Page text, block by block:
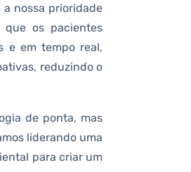
nossa prioridade
que os pacientes
e em tempo real,
reduzindo o
de ponta, mas
liderando uma
para criar um